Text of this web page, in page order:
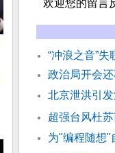
欢迎您的留言
“冲浪之音”
政治局开会
北京泄洪引
超强台风杜
为"编程随想"